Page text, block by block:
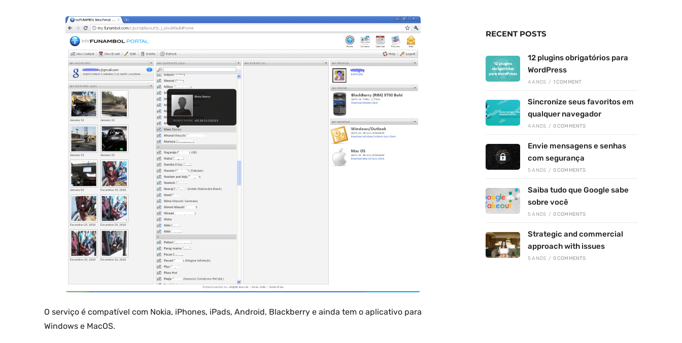
O serviço é compatível com Nokia, iPhones, iPads, Android, Blackberry e ainda tem o aplicativo para
Windows e MacOS.
RECENT POSTS
12 plugins obrigatórios para
WordPress
4 ANOS / 1 COMMENT
Sincronize seus favoritos em
qualquer navegador
4 ANOS / 0 COMMENTS
Envie mensagens e senhas
com segurança
5 ANOS / 0 COMMENTS
Saiba tudo que Google sabe
sobre você
5 ANOS / 0 COMMENTS
Strategic and commercial
approach with issues
5 ANOS / 0 COMMENTS